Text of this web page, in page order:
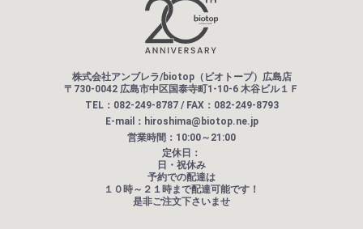
株式会社アンブレラ/biotop（ビオトープ）広島店
〒730-0042 広島市中区国泰寺町1-10-6 木谷ビル１Ｆ
TEL：082-249-8787 / FAX：082-249-8793
E-mail：hiroshima@biotop.ne.jp
営業時間：10:00～21:00
定休日：
日・祝休み
予約での配達は
１０時～２１時まで配達可能です！
是非ご注文下さいませ